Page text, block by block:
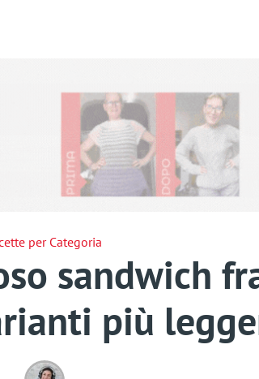
per Categoria
sandwich
più